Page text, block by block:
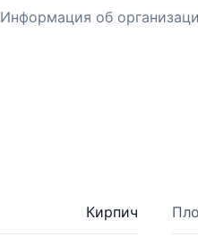
Информация об
Кирпич